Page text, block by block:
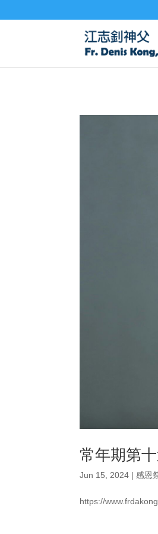
常年期第
Jun 15, 2024 | 感恩
https://